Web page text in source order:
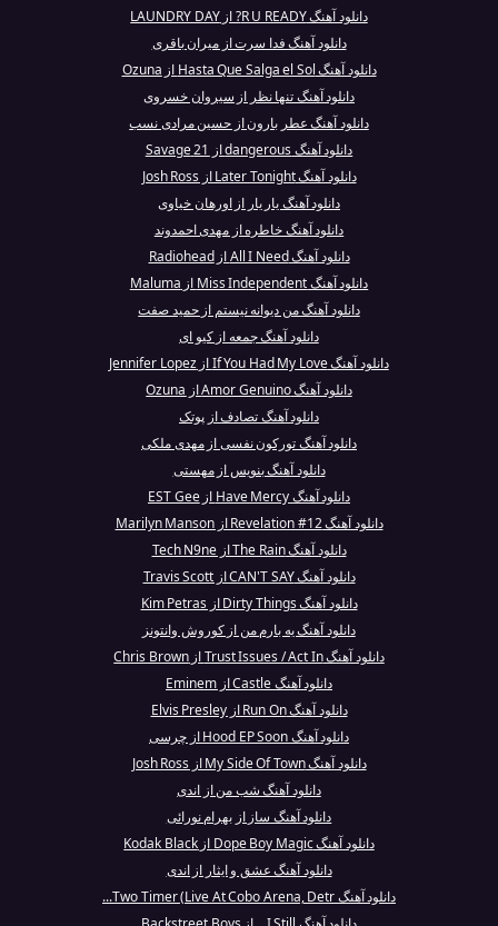
دانلود آهنگ R U READY? از LAUNDRY DAY
دانلود آهنگ فدا سرت از میران باقری
دانلود آهنگ Hasta Que Salga el Sol از Ozuna
دانلود آهنگ تنها نظر از سیروان خسروی
دانلود آهنگ عطر بارون از حسین مرادی نسب
دانلود آهنگ dangerous از 21 Savage
دانلود آهنگ Later Tonight از Josh Ross
دانلود آهنگ یار یار از اورهان خیاوی
دانلود آهنگ خاطره از مهدی احمدوند
دانلود آهنگ All I Need از Radiohead
دانلود آهنگ Miss Independent از Maluma
دانلود آهنگ من دیوانه نیستم از حمید صفت
دانلود آهنگ جمعه از کیو ای
دانلود آهنگ If You Had My Love از Jennifer Lopez
دانلود آهنگ Amor Genuino از Ozuna
دانلود آهنگ تصادف از پوتک
دانلود آهنگ تورکون نفسی از مهدی ملکی
دانلود آهنگ بنویس از مهستی
دانلود آهنگ Have Mercy از EST Gee
دانلود آهنگ Revelation #12 از Marilyn Manson
دانلود آهنگ The Rain از Tech N9ne
دانلود آهنگ CAN'T SAY از Travis Scott
دانلود آهنگ Dirty Things از Kim Petras
دانلود آهنگ یه بارم من از کوروش وانتونز
دانلود آهنگ Trust Issues / Act In از Chris Brown
دانلود آهنگ Castle از Eminem
دانلود آهنگ Run On از Elvis Presley
دانلود آهنگ Hood EP Soon از چرسی
دانلود آهنگ My Side Of Town از Josh Ross
دانلود آهنگ شب من از اندی
دانلود آهنگ ساز از بهرام نورائی
دانلود آهنگ Dope Boy Magic از Kodak Black
دانلود آهنگ عشق و ایثار از اندی
دانلود آهنگ Two Timer (Live At Cobo Arena, Detr...